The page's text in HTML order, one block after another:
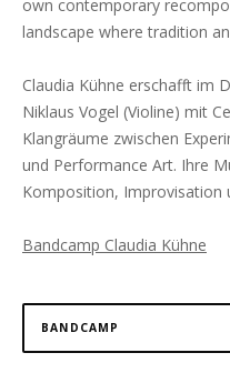
own contemporary
landscape where tradition
Claudia Kühne erschafft im
Niklaus Vogel (Violine) mit
Klangräume zwischen
und Performance Art. Ihre
Komposition, Improvisation
Bandcamp Claudia Kühne
BANDCAMP